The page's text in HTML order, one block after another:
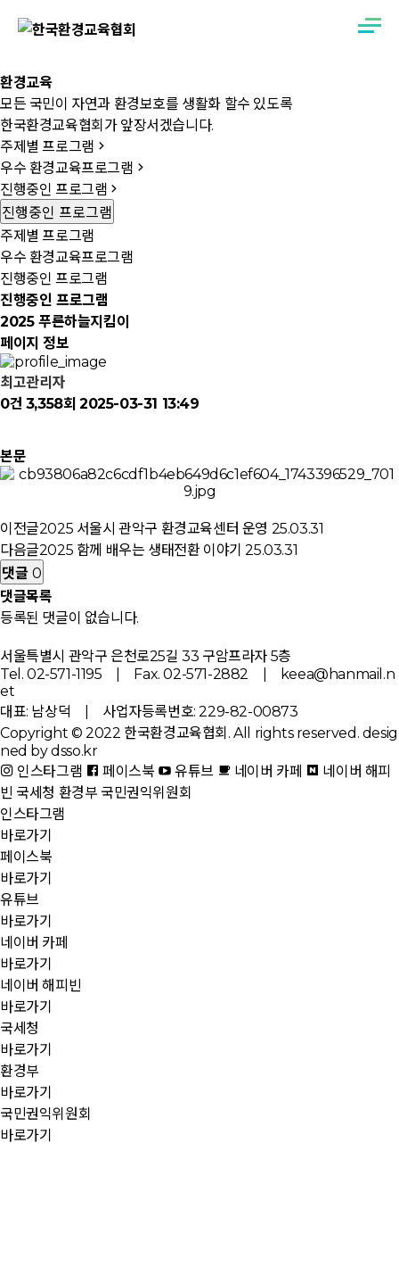
환경교육
모든 국민이 자연과 환경보호를 생활화 할수 있도록
한국환경교육협회가 앞장서겠습니다.
주제별 프로그램
우수 환경교육프로그램
진행중인 프로그램
진행중인 프로그램
주제별 프로그램
우수 환경교육프로그램
진행중인 프로그램
진행중인 프로그램
2025 푸른하늘지킴이
페이지 정보
최고관리자
0건 3,358회 2025-03-31 13:49
본문
이전글2025 서울시 관악구 환경교육센터 운영 25.03.31
다음글2025 함께 배우는 생태전환 이야기 25.03.31
댓글 0
댓글목록
등록된 댓글이 없습니다.
서울특별시 관악구 은천로25길 33 구암프라자 5층
Tel. 02-571-1195 | Fax. 02-571-2882 | keea@hanmail.n
et
대표: 남상덕 | 사업자등록번호: 229-82-00873
Copyright © 2022 한국환경교육협회. All rights reserved. desig
ned by dsso.kr
인스타그램
페이스북 유튜브 네이버 카페
네이버 해피
빈 국세청 환경부 국민권익위원회
인스타그램
바로가기
페이스북
바로가기
유튜브
바로가기
네이버 카페
바로가기
네이버 해피빈
바로가기
국세청
바로가기
환경부
바로가기
국민권익위원회
바로가기